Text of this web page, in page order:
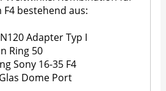
F4 bestehend aus:
Adapter Typ I
Ring 50
Sony 16-35 F4
Dome Port